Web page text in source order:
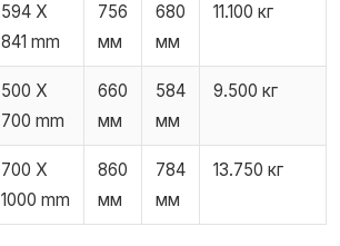
594 X
841 mm
756
мм
680
мм
11.100 кг
500 X
700 mm
660
мм
584
мм
9.500 кг
700 X
1000 mm
860
мм
784
мм
13.750 кг